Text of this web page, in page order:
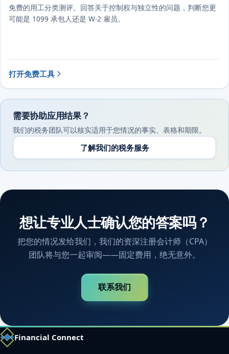
免费的用工分类测评。回答关于控制权与独立性的问题，判断您更
可能是 1099 承包人还是 W-2 雇员。
打开免费工具
需要协助应用结果？
我们的税务团队可以核实适用于您情况的事实、表格和期限。
了解我们的税务服务
想让专业人士确认您的答案吗？
把您的情况发给我们，我们的资深注册会计师（CPA）
团队将与您一起审阅——固定费用，绝无意外。
联系我们
Financial Connect